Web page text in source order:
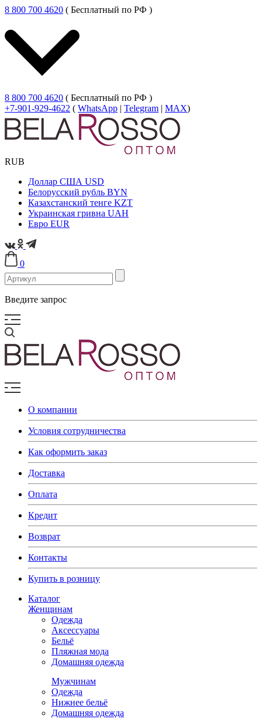
8 800 700 4620 ( Бесплатный по РФ )
8 800 700 4620 ( Бесплатный по РФ )
+7-901-929-4622 ( WhatsApp | Telegram | MAX)
RUB
Доллар США USD
Белорусский рубль BYN
Казахстанский тенге KZT
Украинская гривна UAH
Евро EUR
0
Введите запрос
О компании
Условия сотрудничества
Как оформить заказ
Доставка
Оплата
Кредит
Возврат
Контакты
Купить в розницу
Каталог
Женщинам
Одежда
Аксессуары
Бельё
Пляжная мода
Домашняя одежда
Мужчинам
Одежда
Нижнее бельё
Домашняя одежда